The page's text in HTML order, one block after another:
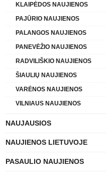
KLAIPĖDOS NAUJIENOS
PAJŪRIO NAUJIENOS
PALANGOS NAUJIENOS
PANEVĖŽIO NAUJIENOS
RADVILIŠKIO NAUJIENOS
ŠIAULIŲ NAUJIENOS
VARĖNOS NAUJIENOS
VILNIAUS NAUJIENOS
NAUJAUSIOS
NAUJIENOS LIETUVOJE
PASAULIO NAUJIENOS